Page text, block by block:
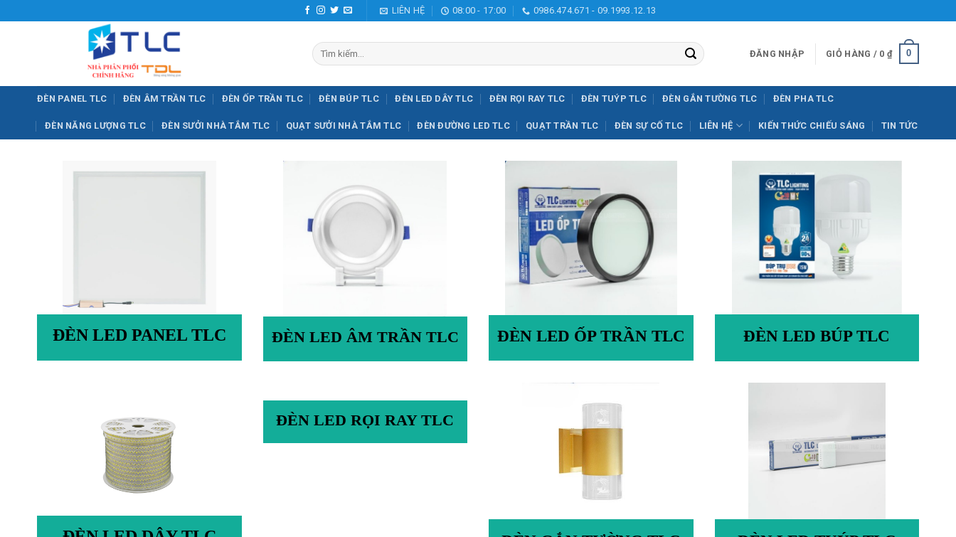
qua
LIÊN HỆ 08:00 - 17:00 0986.474.671 - 09.1993.12.13
Tìm
kiếm:
ĐĂNG NHẬP GIỎ HÀNG / 0 ₫ 0
ĐÈN PANEL TLC ĐÈN ÂM TRẦN TLC ĐÈN ỐP TRẦN TLC ĐÈN BÚP TLC ĐÈN LED DÂY TLC ĐÈN RỌI RAY TLC ĐÈN TUÝP TLC ĐÈN GẮN TƯỜNG TLC ĐÈN PHA TLC
ĐÈN NĂNG LƯỢNG TLC ĐÈN SƯỞI NHÀ TẮM TLC QUẠT SƯỞI NHÀ TẮM TLC ĐÈN ĐƯỜNG LED TLC QUẠT TRẦN TLC ĐÈN SỰ CỐ TLC LIÊN HỆ KIẾN THỨC CHIẾU SÁNG TIN TỨC
ĐÈN LED PANEL TLC ĐÈN LED ÂM TRẦN TLC ĐÈN LED ỐP TRẦN TLC ĐÈN LED BÚP TLC
ĐÈN LED RỌI RAY TLC